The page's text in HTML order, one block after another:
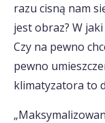
razu cisną nam
jest obraz? W
Czy na pewno
pewno
klimatyzatora to